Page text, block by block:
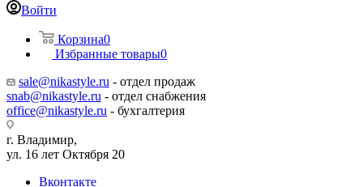
Войти
Корзина0
Избранные товары0
sale@nikastyle.ru - отдел продаж
snab@nikastyle.ru - отдел снабжения
office@nikastyle.ru - бухгалтерия
г. Владимир,
ул. 16 лет Октября 20
Вконтакте